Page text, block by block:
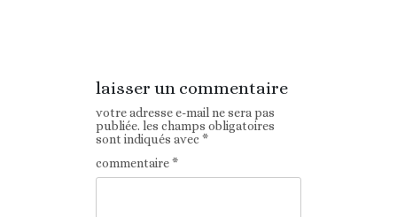
laisser un commentaire
votre adresse e-mail ne sera pas
publiée. les champs obligatoires
sont indiqués avec*
commentaire*